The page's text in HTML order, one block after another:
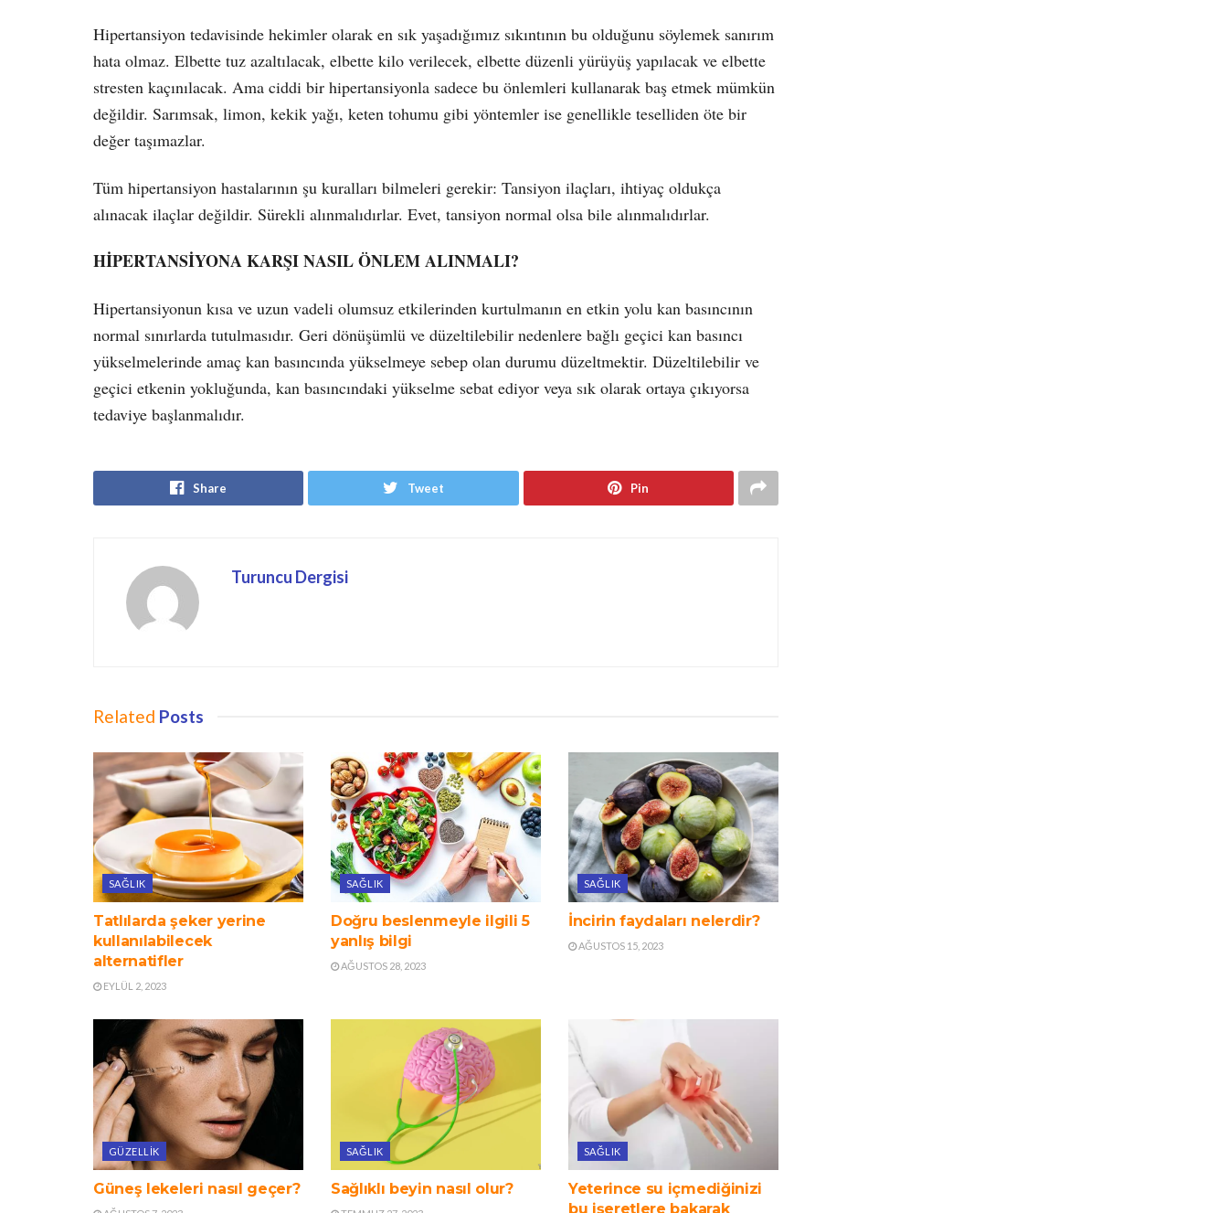
Hipertansiyon tedavisinde hekimler olarak en sık yaşadığımız sıkıntının bu olduğunu söylemek sanırım
hata olmaz. Elbette tuz azaltılacak, elbette kilo verilecek, elbette düzenli yürüyüş yapılacak ve elbette
stresten kaçınılacak. Ama ciddi bir hipertansiyonla sadece bu önlemleri kullanarak baş etmek mümkün
değildir. Sarımsak, limon, kekik yağı, keten tohumu gibi yöntemler ise genellikle teselliden öte bir
değer taşımazlar.
Tüm hipertansiyon hastalarının şu kuralları bilmeleri gerekir: Tansiyon ilaçları, ihtiyaç oldukça
alınacak ilaçlar değildir. Sürekli alınmalıdırlar. Evet, tansiyon normal olsa bile alınmalıdırlar.
HİPERTANSİYONA KARŞI NASIL ÖNLEM ALINMALI?
Hipertansiyonun kısa ve uzun vadeli olumsuz etkilerinden kurtulmanın en etkin yolu kan basıncının
normal sınırlarda tutulmasıdır. Geri dönüşümlü ve düzeltilebilir nedenlere bağlı geçici kan basıncı
yükselmelerinde amaç kan basıncında yükselmeye sebep olan durumu düzeltmektir. Düzeltilebilir ve
geçici etkenin yokluğunda, kan basıncındaki yükselme sebat ediyor veya sık olarak ortaya çıkıyorsa
tedaviye başlanmalıdır.
Share Tweet Pin
Turuncu Dergisi
Related Posts
SAĞLIK
Tatlılarda şeker yerine
kullanılabilecek
alternatifler
EYLÜL 2, 2023
SAĞLIK
Doğru beslenmeyle ilgili 5
yanlış bilgi
AĞUSTOS 28, 2023
SAĞLIK
İncirin faydaları nelerdir?
AĞUSTOS 15, 2023
GÜZELLIK
Güneş lekeleri nasıl geçer?
SAĞLIK
Sağlıklı beyin nasıl olur?
SAĞLIK
Yeterince su içmediğinizi
bu işeretlere bakarak